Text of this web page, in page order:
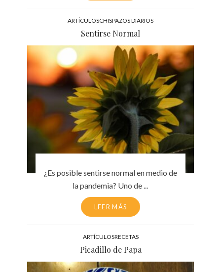
ARTÍCULOSCHISPAZOS DIARIOS
Sentirse Normal
¿Es posible sentirse normal en medio de
la pandemia? Uno de ...
LEER MÁS
ARTÍCULOSRECETAS
Picadillo de Papa